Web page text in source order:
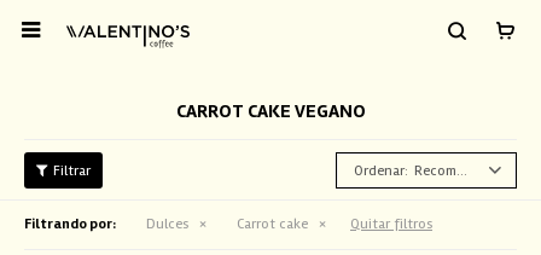

CARROT CAKE VEGANO
Recomendados
Filtrando por: Dulces Carrot cake Quitar filtros